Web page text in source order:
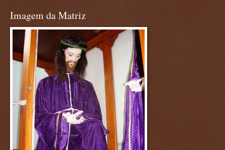
Imagem da Matriz